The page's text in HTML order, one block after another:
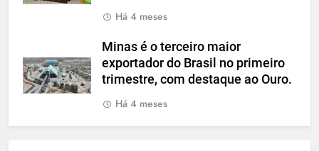
Há 4 meses
Minas é o terceiro maior
exportador do Brasil no primeiro
trimestre, com destaque ao Ouro.
Há 4 meses